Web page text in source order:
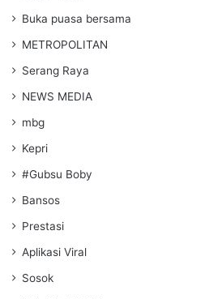
Buka puasa bersama
METROPOLITAN
Serang Raya
NEWS MEDIA
mbg
Kepri
#Gubsu Boby
Bansos
Prestasi
Aplikasi Viral
Sosok